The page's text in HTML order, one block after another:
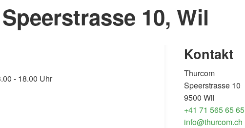
10, Wil
- 18.00 Uhr
Kontakt
Thurcom
Speerstrasse 10
9500 Wil
+41 71 565 65 65
info@thurcom.ch